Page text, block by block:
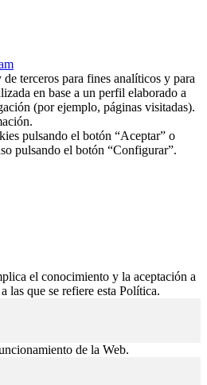
terceros para fines analíticos y para
en base a un perfil elaborado a
(por ejemplo, páginas visitadas).
pulsando el botón “Aceptar” o
pulsando el botón “Configurar”.
el conocimiento y la aceptación a
las que se refiere esta Política.
de la Web.